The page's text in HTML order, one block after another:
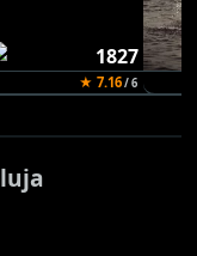
★ 7.16/ 6